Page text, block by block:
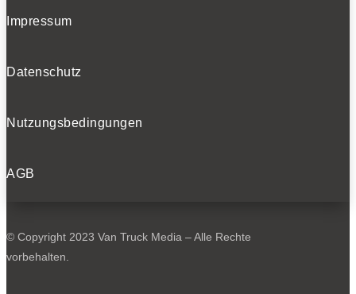
Impressum
Datenschutz
Nutzungsbedingungen
AGB
© Copyright 2023 Van Truck Media – Alle Rechte
vorbehalten.